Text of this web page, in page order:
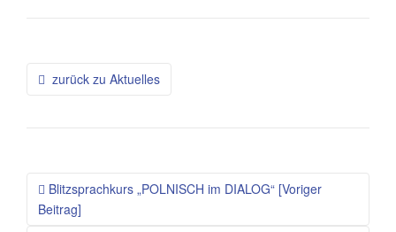
Beitragsnavigation
zurück zu Aktuelles
Blitzsprachkurs „POLNISCH im DIALOG“ [Voriger
Beitrag]